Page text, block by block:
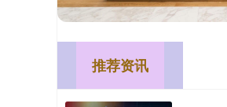
推荐资讯